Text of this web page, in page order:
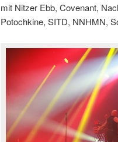
mit Nitzer Ebb, Covenant,
Potochkine, SITD, NNHMN,